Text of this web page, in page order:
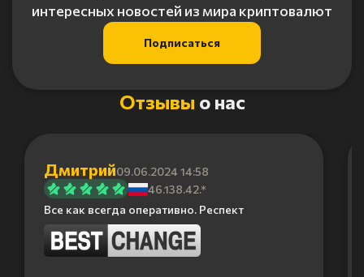
интересных новостей из мира криптовалют
Подписаться
Отзывы о нас
Дмитрий09.06.2024 14:58
46.138.42.*
Все как всегда оперативно. Респект